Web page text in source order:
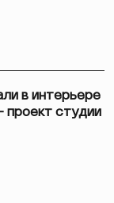
в интерьере
проект студии